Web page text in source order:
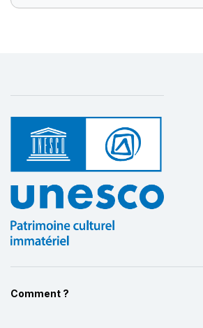
Comment ?